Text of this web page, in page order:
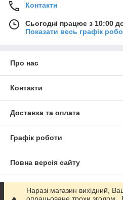
Контакти
Сьогодні працює з 10:00
Показати весь графік
Про нас
Контакти
Доставка та оплата
Графік роботи
Повна версія сайту
Сайт створено на маркетплейсі
Наразі магазин вихідний,